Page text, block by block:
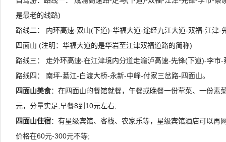
是最老的线路)
路线二： 内环高速-双山(下道)-华福大道-途经九江大道-双福-江津-
四面山 (注明：华福大道的是华岩至江津双福道路的简称)
路线三： 走外环高速-在江津境内分道走渝泸高速-先锋(下道)-李市
路线四： 南坪-綦江-白渡大桥-永新-中峰-付家三岔路-四面山。
四面山美食：在四面山的餐馆就餐，午餐或晚餐一份荤菜、一份素
元，分量实足;早餐8到10元左右;
四面山住宿：有星级宾馆、客栈、农家乐等，星级宾馆酒店可以再
价格在60元-300元不等;